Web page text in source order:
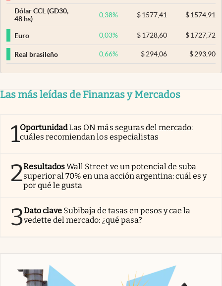
Dólar CCL (GD30,
48 hs)
0,38% $ 1577,41 $1574,91
Euro 0,03% $ 1728,60 $1727,72
Real brasileño 0,66% $294,06 $293,90
Las más leídas de Finanzas y Mercados
1OportunidadLas ON más seguras del mercado:
cuáles recomiendan los especialistas
2ResultadosWall Street ve un potencial de suba
superior al 70% en una acción argentina: cuál es y
por qué le gusta
3Dato clave Subibaja de tasas en pesos y cae la
vedette del mercado: ¿qué pasa?